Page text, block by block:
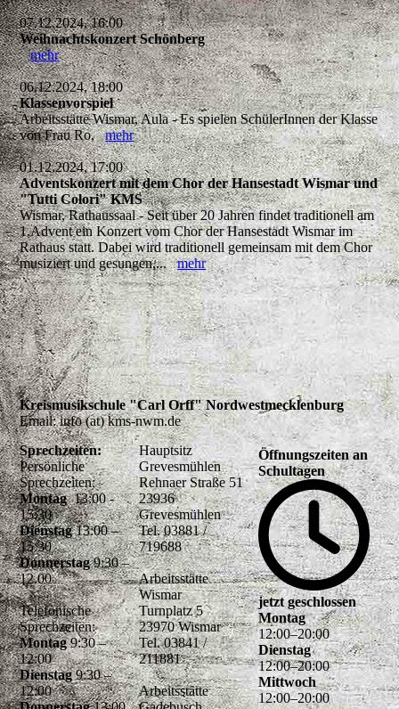
07.12.2024, 16:00
Weihnachtskonzert Schönberg
mehr
06.12.2024, 18:00
Klassenvorspiel
Arbeitsstätte Wismar, Aula - Es spielen SchülerInnen der Klasse
von Frau Ro,mehr
01.12.2024, 17:00
Adventskonzert mit dem Chor der Hansestadt Wismar und
"Tutti Colori" KMS
Wismar, Rathaussaal - Seit über 20 Jahren findet traditionell am
1.Advent ein Konzert vom Chor der Hansestadt Wismar im
Rathaus statt. Dabei wird traditionell gemeinsam mit dem Chor
musiziert und gesungen,...mehr
Kreismusikschule "Carl Orff" Nordwestmecklenburg
Email: info (at) kms-nwm.de
Sprechzeiten:
Persönliche
Sprechzeiten:
Montag13:00 -
15:30
Dienstag13:00 –
15:30
Donnerstag9:30 –
12.00
Telefonische
Sprechzeiten:
Montag9:30 –
12:00
Dienstag9:30 –
12:00
Hauptsitz
Grevesmühlen
Rehnaer Straße 51
23936
Grevesmühlen
Tel. 03881 /
719688
Arbeitsstätte
Wismar
Turnplatz 5
23970 Wismar
Tel. 03841 /
211881
Arbeitsstätte
Öffnungszeiten an
Schultagen
jetzt geschlossen
Montag
12:00–20:00
Dienstag
12:00–20:00
Mittwoch
12:00–20:00